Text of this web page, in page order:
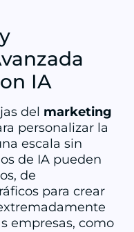
IA
del marketing
personalizar la
escala sin
de IA pueden
de
para crear
empresas, como